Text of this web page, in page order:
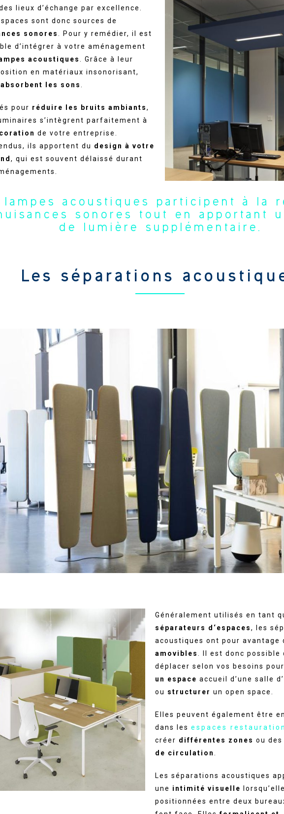
lieux d’échange par excellence.
sont donc sources de
sonores. Pour y remédier, il est
d’intégrer à votre aménagement
acoustiques. Grâce à leur
en matériaux insonorisant,
absorbent les sons.
pour réduire les bruits ambiants,
s’intègrent parfaitement à
de votre entreprise.
ils apportent du design à votre
, qui est souvent délaissé durant
lampes acoustiques participent à la
sonores tout en apportant
de lumière supplémentaire.
Les séparations
Généralement utilisés en tant
séparateurs d‘espaces, les
acoustiques ont pour avantage
amovibles. Il est donc possible
déplacer selon vos besoins pour
un espace accueil d’une salle
ou structurer un open space.
Elles peuvent également être
dans les espaces restauration
créer différentes zones ou des
de circulation.
Les séparations acoustiques
une intimité visuelle
positionnées entre deux